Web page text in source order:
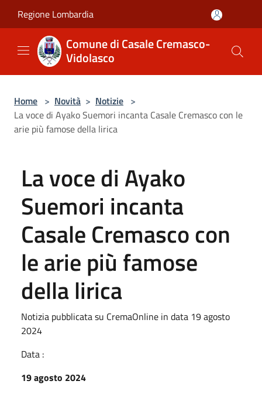
Regione Lombardia
Comune di Casale Cremasco-
Vidolasco
Home > Novità > Notizie >
La voce di Ayako Suemori incanta Casale Cremasco con le
arie più famose della lirica
La voce di Ayako
Suemori incanta
Casale Cremasco con
le arie più famose
della lirica
Notizia pubblicata su CremaOnline in data 19 agosto
2024
Data :
19 agosto 2024